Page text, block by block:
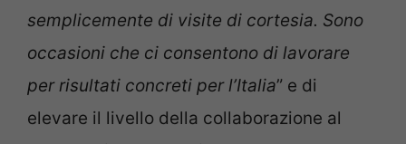
semplicemente di visite di cortesia. Sono
occasioni che ci consentono di lavorare
per risultati concreti per l’Italia” e di
elevare il livello della collaborazione al